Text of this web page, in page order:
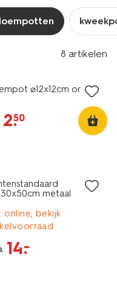
8 artikelen
⌀12x12cm oranje
2.
50
metaal
online, bekijk
14.
–